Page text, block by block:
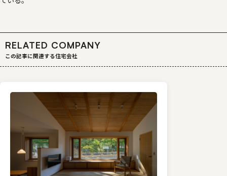
RELATED COMPANY
この記事に関連する住宅会社